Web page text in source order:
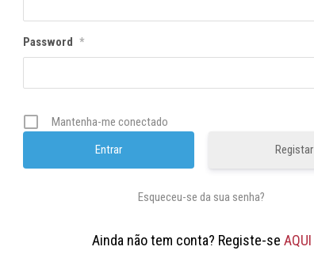
Password *
Mantenha-me conectado
Registar
Esqueceu-se da sua senha?
Ainda não tem conta? Registe-se AQUI